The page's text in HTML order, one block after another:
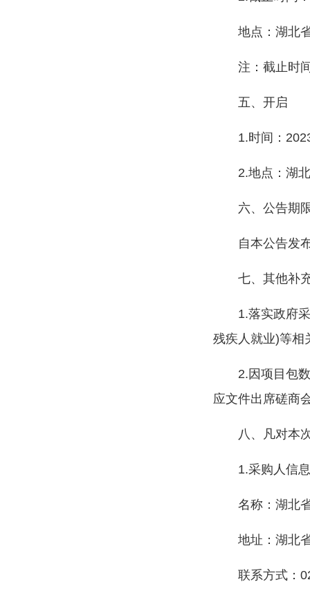
地点：湖北
注：截止时
五、开启
1.时间：
2.地点：湖
六、公告期
自本公告发
七、其他补
1.落实政府
残疾人就业)等相
2.因项目包
应文件出席磋商
八、凡对本
1.采购人信息
名称：湖北
地址：湖北
联系方式：